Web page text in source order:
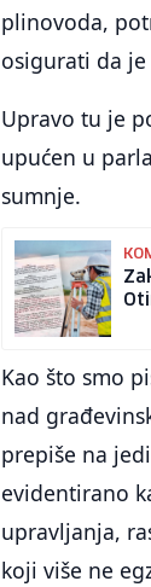
plinovoda,
osigurati da
Upravo tu je
upućen u
sumnje.
Kao što smo
nad
prepiše na
evidentirano
upravljanja,
koji više ne